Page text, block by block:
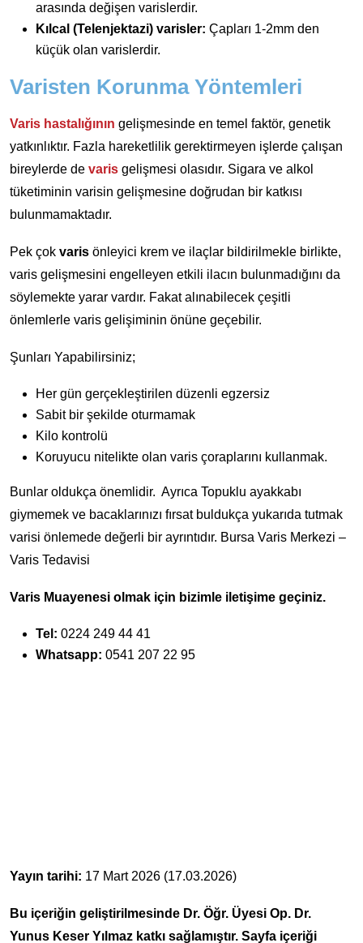
arasında değişen varislerdir.
Kılcal (Telenjektazi) varisler: Çapları 1-2mm den
küçük olan varislerdir.
Varisten Korunma Yöntemleri
Varis hastalığının gelişmesinde en temel faktör, genetik
yatkınlıktır. Fazla hareketlilik gerektirmeyen işlerde çalışan
bireylerde de varis gelişmesi olasıdır. Sigara ve alkol
tüketiminin varisin gelişmesine doğrudan bir katkısı
bulunmamaktadır.
Pek çok varis önleyici krem ve ilaçlar bildirilmekle birlikte,
varis gelişmesini engelleyen etkili ilacın bulunmadığını da
söylemekte yarar vardır. Fakat alınabilecek çeşitli
önlemlerle varis gelişiminin önüne geçebilir.
Şunları Yapabilirsiniz;
Her gün gerçekleştirilen düzenli egzersiz
Sabit bir şekilde oturmamak
Kilo kontrolü
Koruyucu nitelikte olan varis çoraplarını kullanmak.
Bunlar oldukça önemlidir. Ayrıca Topuklu ayakkabı
giymemek ve bacaklarınızı fırsat buldukça yukarıda tutmak
varisi önlemede değerli bir ayrıntıdır. Bursa Varis Merkezi –
Varis Tedavisi
Varis Muayenesi olmak için bizimle iletişime geçiniz.
Tel: 0224 249 44 41
Whatsapp: 0541 207 22 95
Yayın tarihi: 17 Mart 2026 (17.03.2026)
Bu içeriğin geliştirilmesinde Dr. Öğr. Üyesi Op. Dr.
Yunus Keser Yılmaz katkı sağlamıştır. Sayfa içeriği